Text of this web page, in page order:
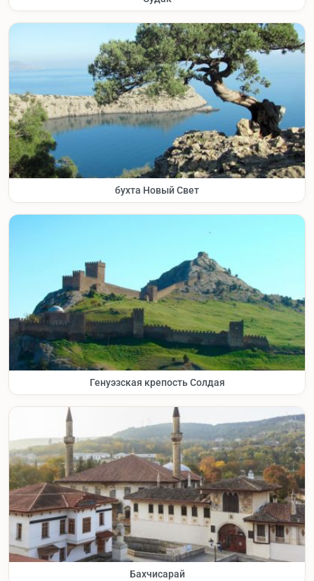
бухта Новый Свет
Генуэзская крепость Солдая
Бахчисарай